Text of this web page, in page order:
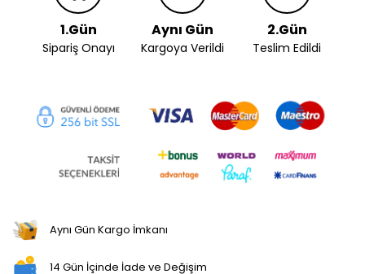
1.Gün
Sipariş Onayı
Aynı Gün
Kargoya Verildi
2.Gün
Teslim Edildi
Aynı Gün Kargo İmkanı
14 Gün İçinde İade ve Değişim